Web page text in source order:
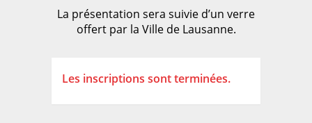
La présentation sera suivie d’un verre
offert par la Ville de Lausanne.
Les inscriptions sont terminées.